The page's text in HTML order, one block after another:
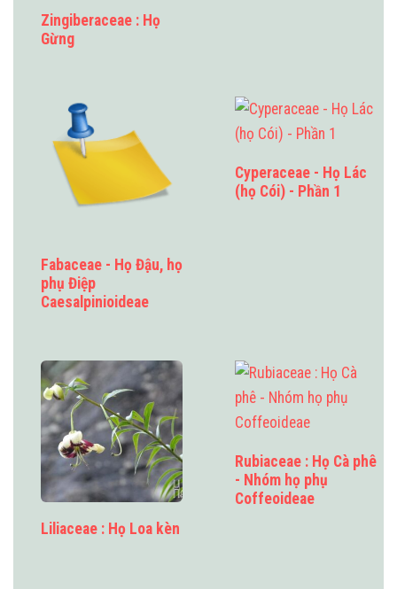
Zingiberaceae : Họ
Gừng
Fabaceae - Họ Đậu, họ
phụ Điệp
Caesalpinioideae
Cyperaceae - Họ Lác
(họ Cói) - Phần 1
Liliaceae : Họ Loa kèn
Rubiaceae : Họ Cà phê
- Nhóm họ phụ
Coffeoideae